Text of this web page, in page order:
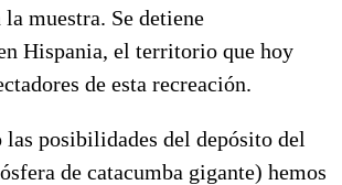
muestra. Se detiene
Hispania, el territorio que hoy
de esta recreación.
las posibilidades del depósito del
de catacumba gigante) hemos